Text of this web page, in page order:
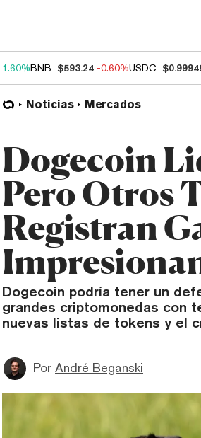
1.60%BNB $593.24 -0.60%USDC
Noticias Mercados
Dogecoin
Pero Otros
Registran
Dogecoin podría tener un
grandes criptomonedas con
nuevas listas de tokens y el
Por André Beganski